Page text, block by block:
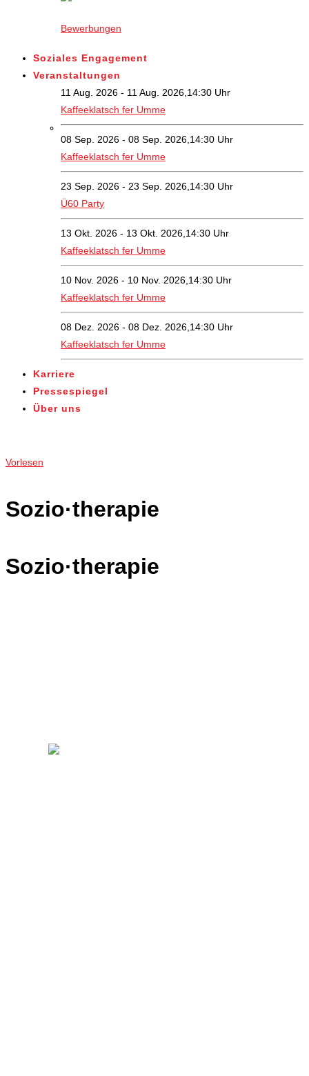
Bewerbungen
Soziales Engagement
Veranstaltungen
11 Aug. 2026 - 11 Aug. 2026,14:30 Uhr
Kaffeeklatsch fer Umme
08 Sep. 2026 - 08 Sep. 2026,14:30 Uhr
Kaffeeklatsch fer Umme
23 Sep. 2026 - 23 Sep. 2026,14:30 Uhr
Ü60 Party
13 Okt. 2026 - 13 Okt. 2026,14:30 Uhr
Kaffeeklatsch fer Umme
10 Nov. 2026 - 10 Nov. 2026,14:30 Uhr
Kaffeeklatsch fer Umme
08 Dez. 2026 - 08 Dez. 2026,14:30 Uhr
Kaffeeklatsch fer Umme
Karriere
Pressespiegel
Über uns
Vorlesen
Sozio·therapie
Sozio·therapie